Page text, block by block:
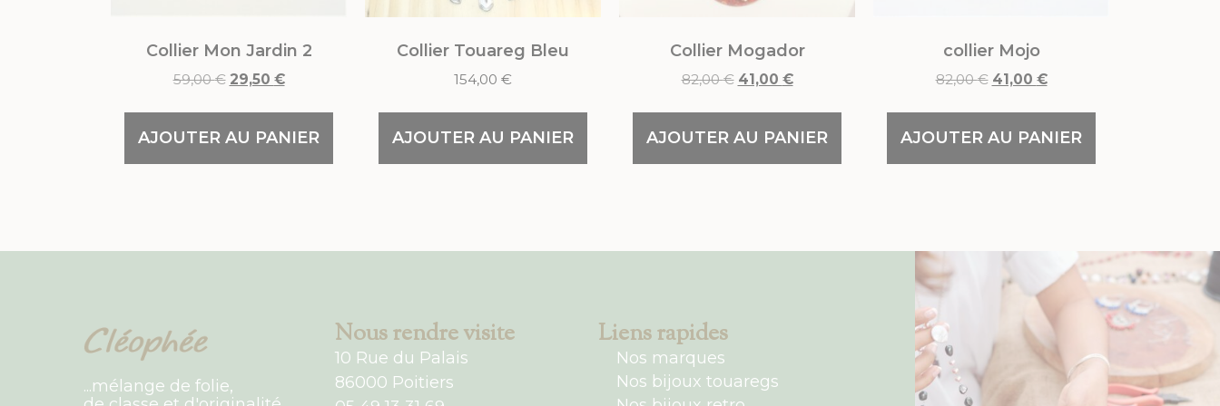
Collier Mon Jardin 2
59,00€ 29,50 €
AJOUTER AU PANIER
Collier Touareg Bleu
154,00 €
AJOUTER AU PANIER
Collier Mogador
82,00€ 41,00 €
AJOUTER AU PANIER
collier Mojo
82,00€ 41,00 €
AJOUTER AU PANIER
...mélange de folie,
Nous rendre visite
10 Rue du Palais
86000 Poitiers
Liens rapides
Nos marques
Nos bijoux touaregs